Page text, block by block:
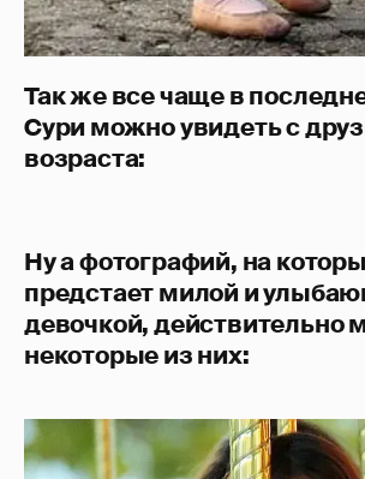
Так же все чаще в
Сури можно увидеть с
возраста:
Ну а фотографий, на
предстает милой и
девочкой, действительно
некоторые из них: